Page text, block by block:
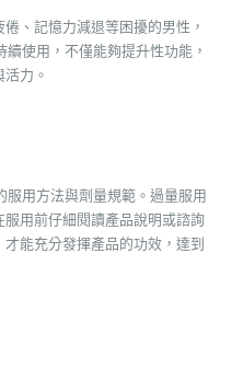
、記憶力減退等困擾的男性，
使用，不僅能夠提升性功能，
力。
服用方法與劑量規範。過量服用
用前仔細閱讀產品說明或諮詢
能充分發揮產品的功效，達到